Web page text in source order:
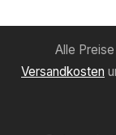
Alle
Versandkosten